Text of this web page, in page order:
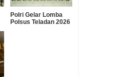
Polri Gelar Lomba
Polsus Teladan 2026